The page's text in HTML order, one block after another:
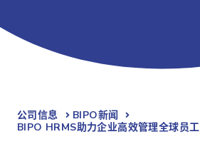
公司信息
BIPO新闻​
BIPO HRMS助力企业高效管理全球员工